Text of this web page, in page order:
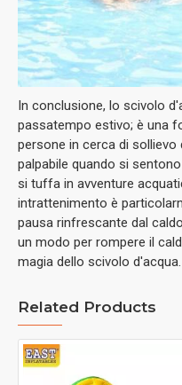
In conclusione, lo scivolo
passatempo estivo; è una
persone in cerca di sollievo
palpabile quando si
si tuffa in avventure
intrattenimento è
pausa rinfrescante dal
un modo per rompere il
magia dello scivolo d'acqua.
Related Products